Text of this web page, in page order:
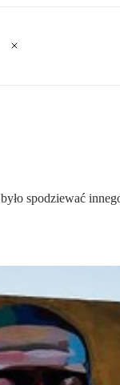
spodziewać